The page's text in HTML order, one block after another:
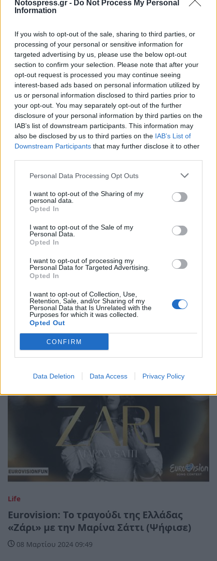
Notospress.gr - Do Not Process My Personal
Information
If you wish to opt-out of the sale, sharing to third parties, or
processing of your personal or sensitive information for
targeted advertising by us, please use the below opt-out
section to confirm your selection. Please note that after your
opt-out request is processed you may continue seeing
interest-based ads based on personal information utilized by
us or personal information disclosed to third parties prior to
your opt-out. You may separately opt-out of the further
disclosure of your personal information by third parties on the
IAB’s list of downstream participants. This information may
also be disclosed by us to third parties on the IAB’s List of
Downstream Participants that may further disclose it to other
Personal Data Processing Opt Outs
I want to opt-out of the Sharing of my
personal data.
Opted In
I want to opt-out of the Sale of my
Personal Data.
Opted In
I want to opt-out of processing my
Personal Data for Targeted Advertising.
Opted In
I want to opt-out of Collection, Use,
Retention, Sale, and/or Sharing of my
Personal Data that Is Unrelated with the
Purposes for which it was collected.
Opted Out
CONFIRM
Data Deletion Data Access Privacy Policy
Life
Βαρύ πένθος για τη Μαρίνα Σάττι –
Πέθανε ο πατέρας της
02 Απριλίου 2024 11:48
Στέφανος Πιτσίνιαγκας: Η απάντηση για
«τα τα τα» από το «Ζάρι» - «Είναι
ολοφάνερη η επιρροή»
09 Μαρτίου 2024 19:52
Life
Eurovision: To τραγούδι της Ελλάδας
«Ζάρι» με την Μαρίνα Σάττι (Ψήφισε)
08 Μαρτίου 2024 09:49